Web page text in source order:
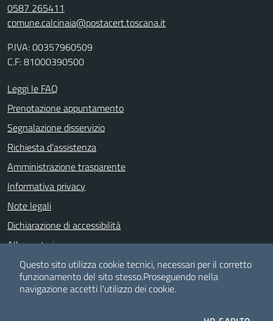
0587 265411
comune.calcinaia@postacert.toscana.it
P.IVA: 00357960509
C.F: 81000390500
Leggi le FAQ
Prenotazione appuntamento
Segnalazione disservizio
Richiesta d'assistenza
Amministrazione trasparente
Informativa privacy
Note legali
Dichiarazione di accessibilità
Albo pretorio
Meccanismo di feedback
Questo sito utilizza cookie tecnici, necessari per il corretto
funzionamento del sito stesso.Proseguendo nella
navigazione accetti l'utilizzo dei cookie.